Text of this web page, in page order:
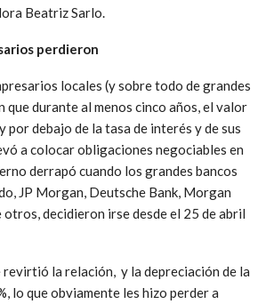
Beatriz Sarlo.
perdieron
locales (y sobre todo de grandes
que durante al menos cinco años, el valor
por debajo de la tasa de interés y de sus
a colocar obligaciones negociables en
derrapó cuando los grandes bancos
JP Morgan, Deutsche Bank, Morgan
otros, decidieron irse desde el 25 de abril
revirtió la relación, y la depreciación de la
lo que obviamente les hizo perder a